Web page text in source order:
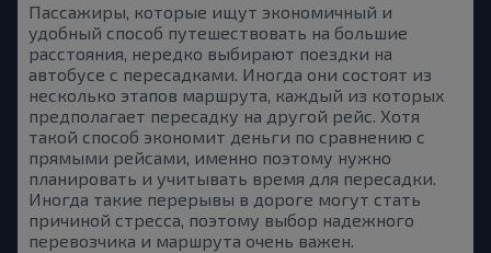
Пассажиры, которые ищут экономичный и
удобный способ путешествовать на большие
расстояния, нередко выбирают поездки на
автобусе с пересадками. Иногда они состоят из
несколько этапов маршрута, каждый из которых
предполагает пересадку на другой рейс. Хотя
такой способ экономит деньги по сравнению с
прямыми рейсами, именно поэтому нужно
планировать и учитывать время для пересадки.
Иногда такие перерывы в дороге могут стать
причиной стресса, поэтому выбор надежного
перевозчика и маршрута очень важен.